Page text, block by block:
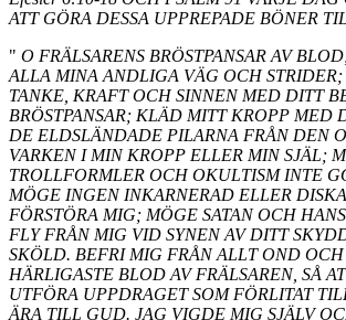
ATT GÖRA DESSA UPPREPADE BÖNER
" O FRÄLSARENS BRÖSTPANSAR AV
ALLA MINA ANDLIGA VÄG OCH
TANKE, KRAFT OCH SINNEN MED DITT
BRÖSTPANSAR; KLÄD MITT KROPP MED
DE ELDSLÄNDADE PILARNA FRÅN DEN
VARKEN I MIN KROPP ELLER MIN SJÄL;
TROLLFORMLER OCH OKULTISM INTE
MÖGE INGEN INKARNERAD ELLER
FÖRSTÖRA MIG; MÖGE SATAN OCH
FLY FRÅN MIG VID SYNEN AV DITT
SKÖLD. BEFRI MIG FRÅN ALLT OND OCH
HÄRLIGASTE BLOD AV FRÄLSAREN, SÅ
UTFÖRA UPPDRAGET SOM FÖRLITAT
ÄRA TILL GUD. JAG VIGDE MIG SJÄLV